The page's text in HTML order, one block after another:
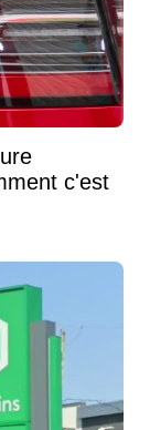
c'est